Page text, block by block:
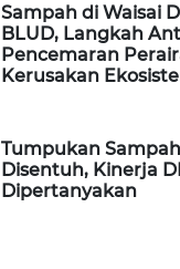
Sampah di Waisai
BLUD, Langkah
Pencemaran
Kerusakan
Tumpukan
Disentuh, Kinerja
Dipertanyakan